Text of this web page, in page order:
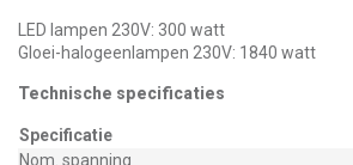
LED lampen 230V: 300 watt
Gloei-halogeenlampen 230V: 1840 watt
Technische specificaties
Specificatie
Nom. spanning